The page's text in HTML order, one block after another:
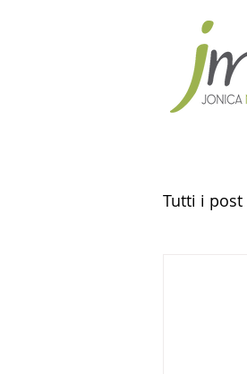
Tutti i post